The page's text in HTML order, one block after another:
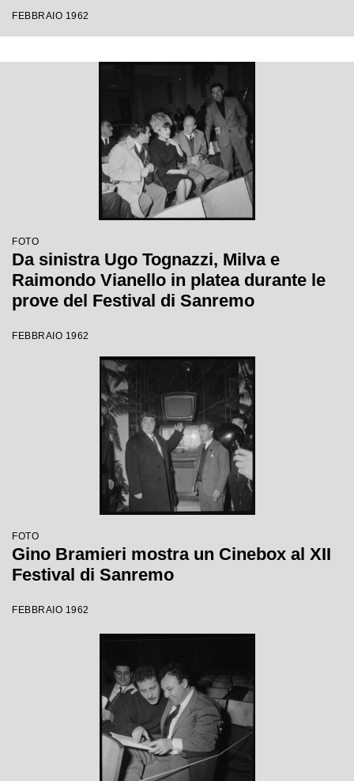
FEBBRAIO 1962
FOTO
Da sinistra Ugo Tognazzi, Milva e
Raimondo Vianello in platea durante le
prove del Festival di Sanremo
FEBBRAIO 1962
FOTO
Gino Bramieri mostra un Cinebox al XII
Festival di Sanremo
FEBBRAIO 1962